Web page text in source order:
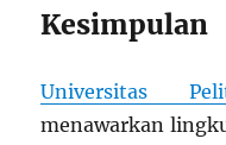
Kesimpulan
Universitas
menawarkan